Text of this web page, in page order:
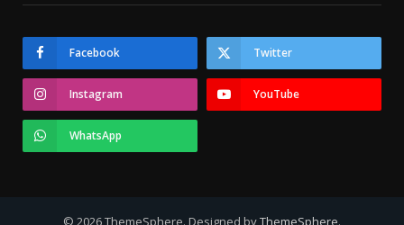
Facebook Twitter
Instagram YouTube
WhatsApp
© 2026 ThemeSphere. Designed byThemeSphere.